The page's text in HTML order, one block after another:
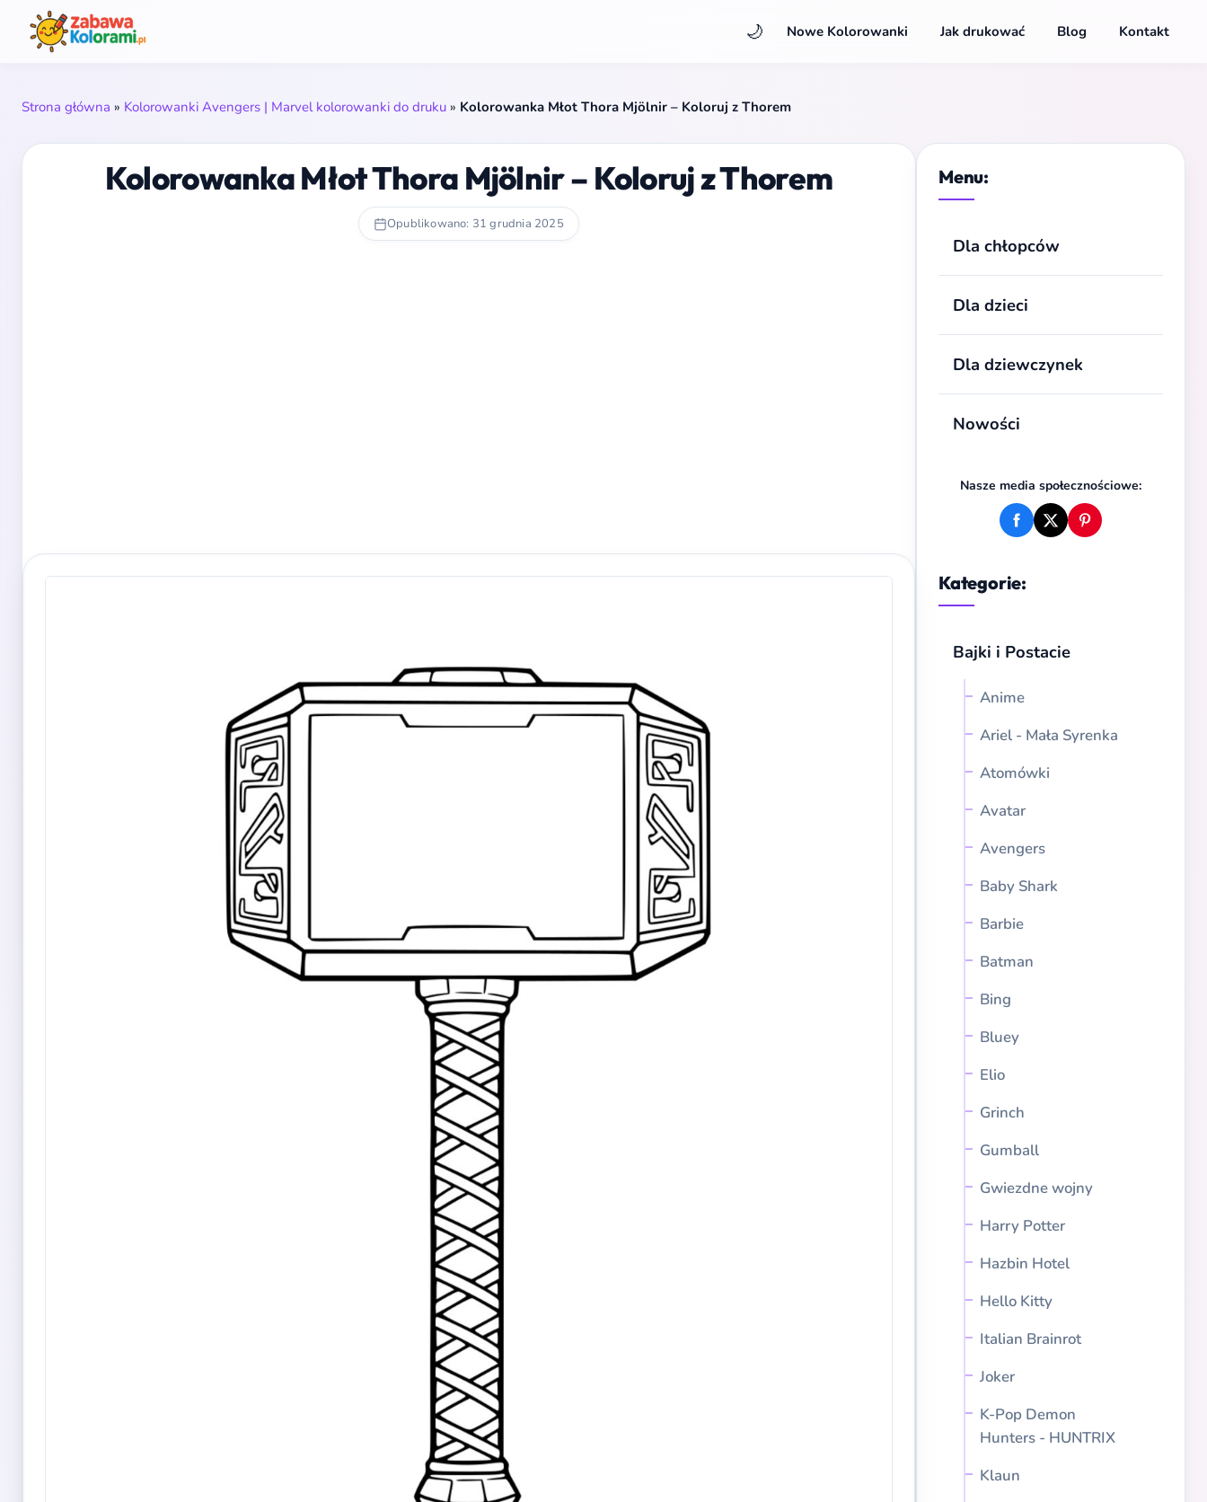
🌙 Nowe Kolorowanki Jak drukować Blog Kontakt
Strona główna » Kolorowanki Avengers | Marvel kolorowanki do druku » Kolorowanka Młot Thora Mjölnir – Koloruj z Thorem
Menu:
Dla chłopców
Dla dzieci
Dla dziewczynek
Nowości
Nasze media społecznościowe:
Kategorie:
Bajki i Postacie
Anime
Ariel - Mała Syrenka
Atomówki
Avatar
Avengers
Baby Shark
Barbie
Batman
Bing
Bluey
Elio
Grinch
Gumball
Gwiezdne wojny
Harry Potter
Hazbin Hotel
Hello Kitty
Italian Brainrot
Joker
K-Pop Demon
Hunters - HUNTRIX
Klaun
Kolorowanka Młot Thora Mjölnir – Koloruj z Thorem
Opublikowano: 31 grudnia 2025